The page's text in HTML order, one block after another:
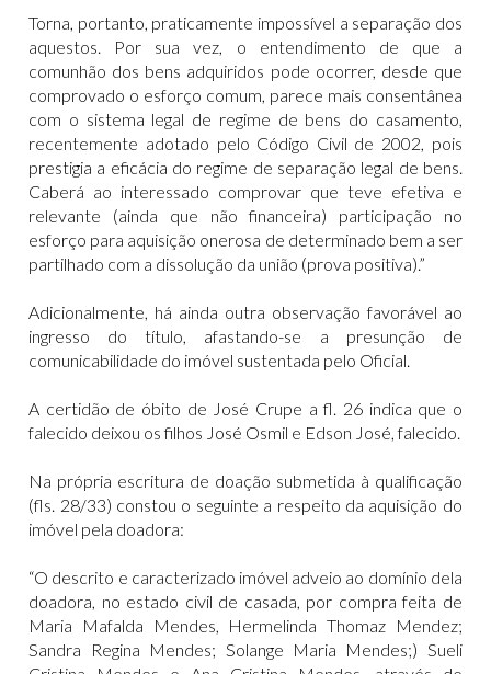
Torna, portanto, praticamente impossível a separação dos
aquestos. Por sua vez, o entendimento de que a
comunhão dos bens adquiridos pode ocorrer, desde que
comprovado o esforço comum, parece mais consentânea
com o sistema legal de regime de bens do casamento,
recentemente adotado pelo Código Civil de 2002, pois
prestigia a eficácia do regime de separação legal de bens.
Caberá ao interessado comprovar que teve efetiva e
relevante (ainda que não financeira) participação no
esforço para aquisição onerosa de determinado bem a ser
partilhado com a dissolução da união (prova positiva).”
Adicionalmente, há ainda outra observação favorável ao
ingresso do título, afastando-se a presunção de
comunicabilidade do imóvel sustentada pelo Oficial.
A certidão de óbito de José Crupe a fl. 26 indica que o
falecido deixou os filhos José Osmil e Edson José, falecido.
Na própria escritura de doação submetida à qualificação
(fls. 28/33) constou o seguinte a respeito da aquisição do
imóvel pela doadora:
“O descrito e caracterizado imóvel adveio ao domínio dela
doadora, no estado civil de casada, por compra feita de
Maria Mafalda Mendes, Hermelinda Thomaz Mendez;
Sandra Regina Mendes; Solange Maria Mendes;) Sueli